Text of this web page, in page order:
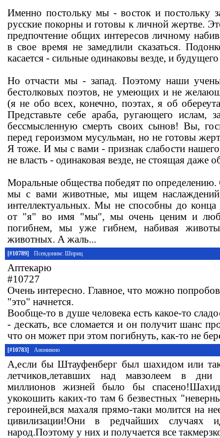
Именно постольку мы - восток и постольку
русские покорны и готовы к личной жертве.
предпочтение общих интересов личному
в свое время не замедлили сказаться.
касается - сильные одинаковы везде, и
Но отчасти мы - запад. Поэтому наши
бестолковых поэтов, не умеющих и не
(я не обо всех, конечно, поэтах, я об
Представьте себе араба, ругающего ислам,
бессмысленную смерть своих сынов! Вы,
перед героизмом мусульман, но не готовы
Я тоже. И мы с вами - признак слабости
не власть - одинаковая везде, не стоящая даже
Моральные общества победят по
мы с вами животные, мы ищем наслаждений
интеллектуальных. Мы не способны до конца
от "я" во имя "мы", мы очень ценим и
погибнем, мы уже гибнем, набивая
животных. А жаль...
[#10789] Псевдоним: Шприц
Аптекарю
#10727
Очень интересно. Главное, что можно
"это" начнется.
Вообще-то в душе человека есть какое-то
- дескать, все сломается и он получит шанс
что он может при этом погибнуть, как-то не
[#10783] Анонимно
А,если бы Штауфенберг был шахидом или
летчиков,летавших над мавзолеем в дни
миллионов жизней было бы
укокошить каких-то там 6 безвестных
героиней,вся махаля прямо-таки молится на
цивилизации!Они в редчайших случаях
народ.Поэтому у них и получается все